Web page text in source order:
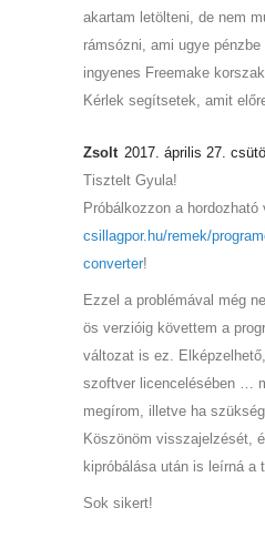
akartam letölteni, de nem
rámsózni, ami ugye
ingyenes Freemake
Kérlek segítsetek, amit
Zsolt 2017. április 27.
Tisztelt Gyula!
Próbálkozzon a hordozható
csillagpor.hu/remek/
converter!
Ezzel a problémával még
ös verzióig követtem a
változat is ez.
szoftver licencelésében …
megírom, illetve ha
Köszönöm visszajelzését,
kipróbálása után is leírná a
Sok sikert!